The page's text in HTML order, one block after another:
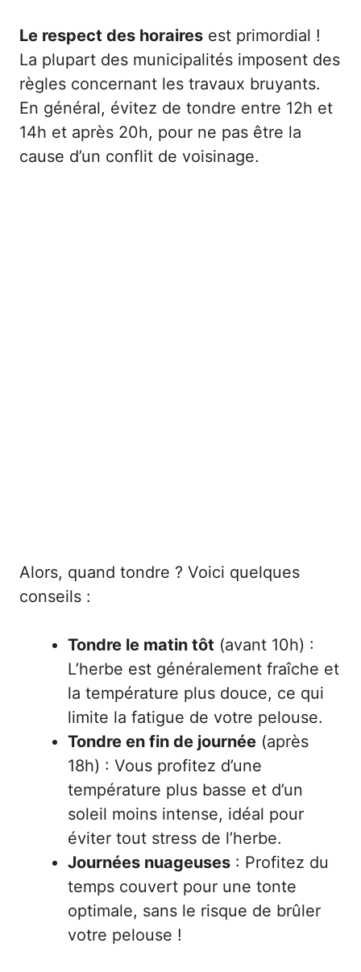
Le respect des horaires est primordial !
La plupart des municipalités imposent des
règles concernant les travaux bruyants.
En général, évitez de tondre entre 12h et
14h et après 20h, pour ne pas être la
cause d’un conflit de voisinage.
Alors, quand tondre ? Voici quelques
conseils :
Tondre le matin tôt (avant 10h) :
L’herbe est généralement fraîche et
la température plus douce, ce qui
limite la fatigue de votre pelouse.
Tondre en fin de journée (après
18h) : Vous profitez d’une
température plus basse et d’un
soleil moins intense, idéal pour
éviter tout stress de l’herbe.
Journées nuageuses : Profitez du
temps couvert pour une tonte
optimale, sans le risque de brûler
votre pelouse !